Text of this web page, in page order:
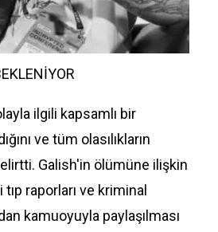
ilgili kapsamlı bir
ve tüm olasılıkların
Galish'in ölümüne ilişkin
raporları ve kriminal
kamuoyuyla paylaşılması